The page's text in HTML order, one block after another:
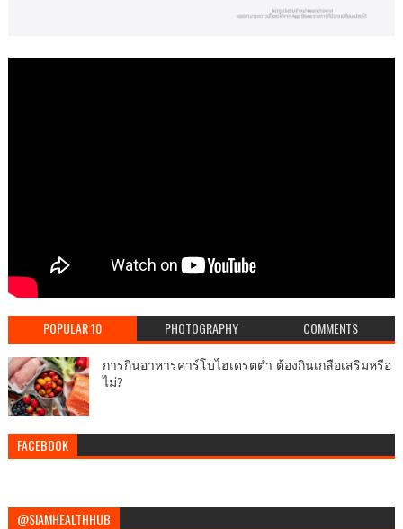
POPULAR 10 PHOTOGRAPHY COMMENTS
การกินอาหารคาร์โบไฮเดรตต่ำ ต้องกินเกลือเสริมหรือ
ไม่?
FACEBOOK
@SIAMHEALTHHUB